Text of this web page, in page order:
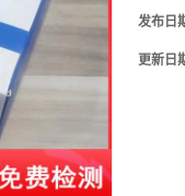
发布日
更新日